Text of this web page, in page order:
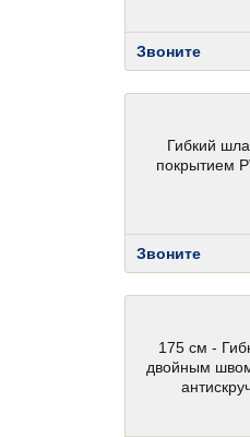
Звоните
Гибкий
покрытием
Звоните
175 см -
двойным